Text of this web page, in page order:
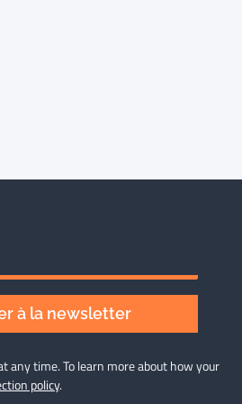
à la newsletter
any time. To learn more about how your
policy.